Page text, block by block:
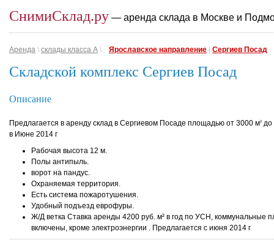
СнимиСклад.ру — аренда склада в Москве и
Аренда \ склады класса A \ Ярославское направление Сергиев Посад
Складской комплекс Сергиев Посад
Описание
Предлагается в аренду склад в Сергиевом Посаде площадью от 3000 м2 до
в Июне 2014 г
Рабочая высота 12 м.
Полы антипыль.
ворот на пандус.
Охраняемая территория.
Есть система пожаротушения.
Удобный подъезд еврофуры.
Ж/Д ветка Ставка аренды 4200 руб. м² в год по УСН, коммунальные
включены, кроме электроэнергии . Предлагается с июня 2014 г